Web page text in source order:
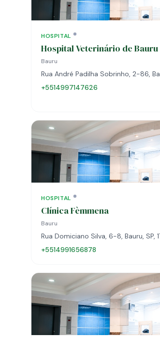
HOSPITAL
Hospital Veterinário de Bauru
Bauru
Rua André Padilha Sobrinho, 2-86,
+5514997147626
HOSPITAL
Clínica Fèmmena
Bauru
Rua Domiciano Silva, 6-8, Bauru, SP,
+5514991656878